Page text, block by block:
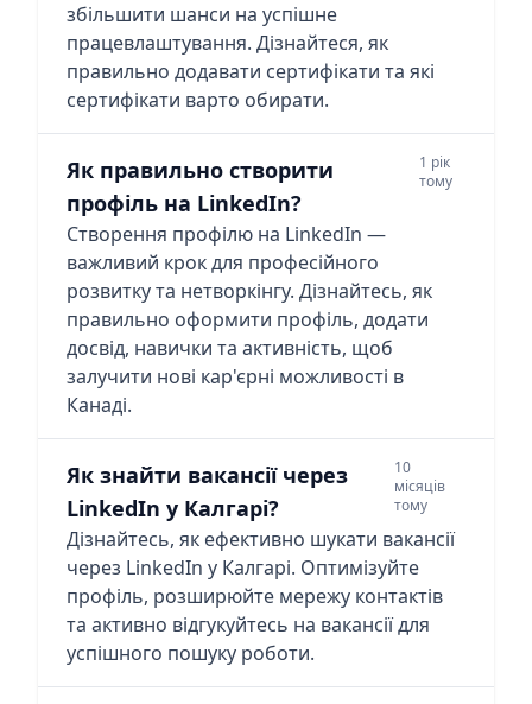
збільшити шанси на успішне
працевлаштування. Дізнайтеся, як
правильно додавати сертифікати та які
сертифікати варто обирати.
Як правильно створити
профіль на LinkedIn?
1 рік
тому
Створення профілю на LinkedIn —
важливий крок для професійного
розвитку та нетворкінгу. Дізнайтесь, як
правильно оформити профіль, додати
досвід, навички та активність, щоб
залучити нові кар'єрні можливості в
Канаді.
Як знайти вакансії через
LinkedIn у Калгарі?
10
місяців
тому
Дізнайтесь, як ефективно шукати вакансії
через LinkedIn у Калгарі. Оптимізуйте
профіль, розширюйте мережу контактів
та активно відгукуйтесь на вакансії для
успішного пошуку роботи.